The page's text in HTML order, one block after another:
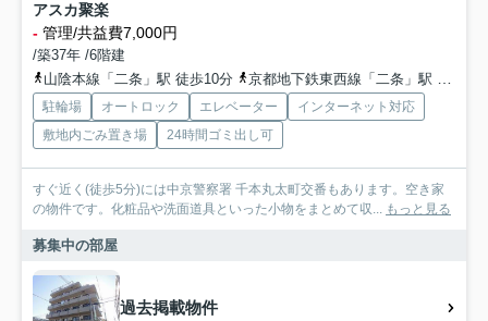
アスカ聚楽
- 管理/共益費7,000円
/築37年 /6階建
山陰本線「二条」駅 徒歩10分
京都地下鉄東西線「二条」駅 徒歩10分
駐輪場 オートロック エレベーター
インターネット対応
敷地内ごみ置き場
24時間ゴミ出し可
すぐ近く(徒歩5分)には中京警察署 千本丸太町交番もあります。空き家
の物件です。化粧品や洗面道具といった小物をまとめて収... もっと見る
募集中の部屋
過去掲載物件